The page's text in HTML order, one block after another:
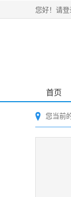
您好！ 请登
首页
您当前